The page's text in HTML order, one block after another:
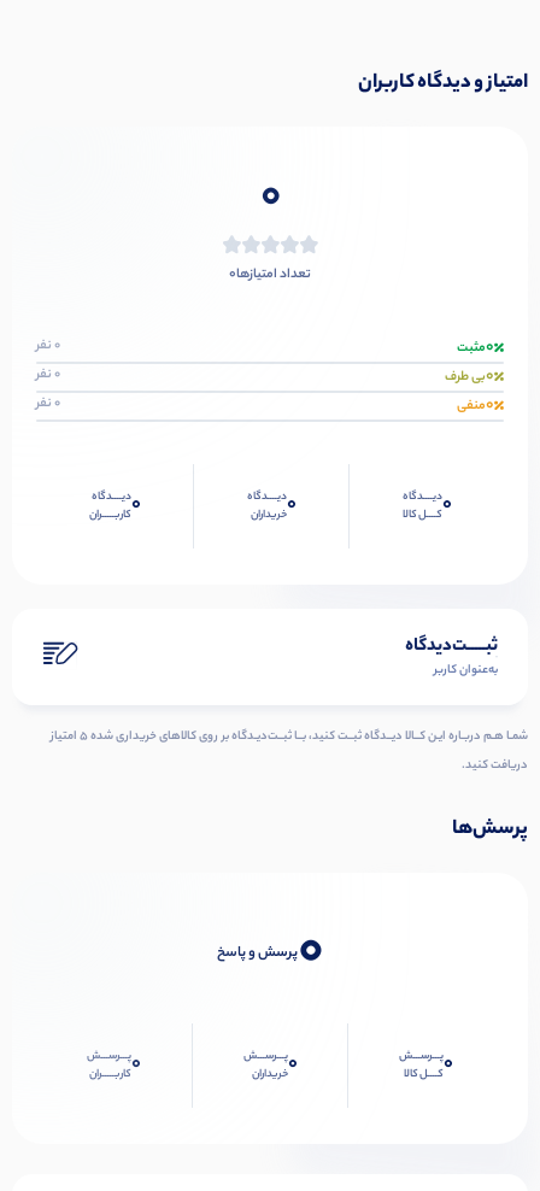
امتیاز و دیدگاه کاربران
0
تعداد امتیازها0
0مثبت 0 نفر
0بی طرف 0 نفر
0منفی 0 نفر
0دیــــدگاه
کــــل کالا
0دیــــدگاه
خریداران
0دیــــدگاه
کاربـــــران
ثبـــــت‌دیدگاه
به‌عنوان کاربر
شمـا هـم دربـاره ایـن کــالا دیــدگاه ثبــت کنید، بــا ثبــت‌دیـدگاه بر روی کالاهای خریداری شده ۵ امتیاز
دریافت کنید.
پرسش‌ها
0پرسش و پاسخ
0پـــرســـش
کــــل کالا
0پـــرســـش
خریداران
0پـــرســـش
کاربـــــران